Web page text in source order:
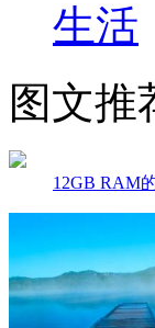
生活
图文推
12GB RAM